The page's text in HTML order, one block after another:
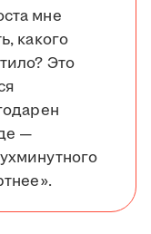
мне
какого
Это
—